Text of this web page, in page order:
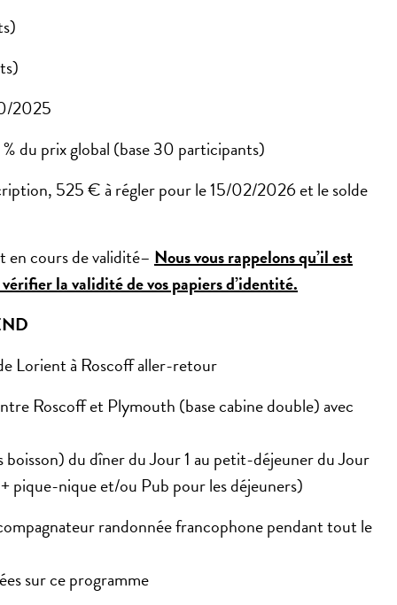
2025
du prix global (base 30 participants)
525 € à régler pour le 15/02/2026 et le solde
en cours de validité– Nous vous rappelons qu’il est
la validité de vos papiers d’identité.
Lorient à Roscoff aller-retour
Roscoff et Plymouth (base cabine double) avec
du dîner du Jour 1 au petit-déjeuner du Jour
pique-nique et/ou Pub pour les déjeuners)
randonnée francophone pendant tout le
sur ce programme